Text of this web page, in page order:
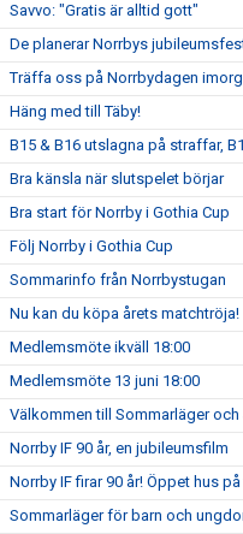
Savvo: "Gratis är alltid gott"
De planerar Norrbys
Träffa oss på Norrbydagen
Häng med till Täby!
B15 & B16 utslagna på straffar,
Bra känsla när slutspelet börjar
Bra start för Norrby i Gothia Cup
Följ Norrby i Gothia Cup
Sommarinfo från Norrbystugan
Nu kan du köpa årets matchtröja!
Medlemsmöte ikväll 18:00
Medlemsmöte 13 juni 18:00
Välkommen till Sommarläger och
Norrby IF 90 år, en jubileumsfilm
Norrby IF firar 90 år! Öppet hus
Sommarläger för barn och